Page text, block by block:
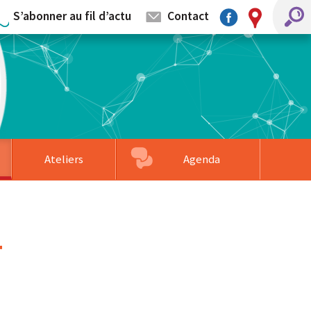
S’abonner au fil d’actu Contact
Ateliers Agenda